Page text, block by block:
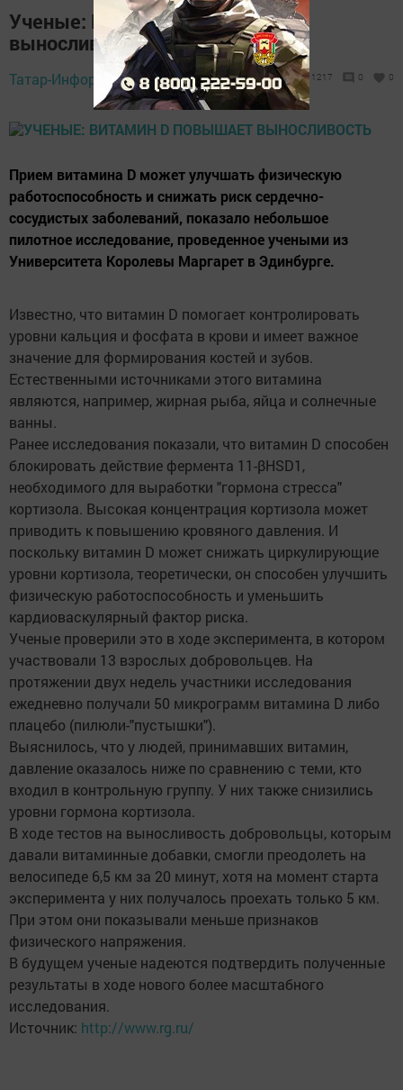
Ученые: Витамин D повышает
выносливость
Татар-Информ, 3 ноября 2015 - 06:27 1217 0 0
Прием витамина D может улучшать физическую
работоспособность и снижать риск сердечно-
сосудистых заболеваний, показало небольшое
пилотное исследование, проведенное учеными из
Университета Королевы Маргарет в Эдинбурге.
Известно, что витамин D помогает контролировать
уровни кальция и фосфата в крови и имеет важное
значение для формирования костей и зубов.
Естественными источниками этого витамина
являются, например, жирная рыба, яйца и солнечные
ванны.
Ранее исследования показали, что витамин D способен
блокировать действие фермента 11-βHSD1,
необходимого для выработки "гормона стресса"
кортизола. Высокая концентрация кортизола может
приводить к повышению кровяного давления. И
поскольку витамин D может снижать циркулирующие
уровни кортизола, теоретически, он способен улучшить
физическую работоспособность и уменьшить
кардиоваскулярный фактор риска.
Ученые проверили это в ходе эксперимента, в котором
участвовали 13 взрослых добровольцев. На
протяжении двух недель участники исследования
ежедневно получали 50 микрограмм витамина D либо
плацебо (пилюли-"пустышки").
Выяснилось, что у людей, принимавших витамин,
давление оказалось ниже по сравнению с теми, кто
входил в контрольную группу. У них также снизились
уровни гормона кортизола.
В ходе тестов на выносливость добровольцы, которым
давали витаминные добавки, смогли преодолеть на
велосипеде 6,5 км за 20 минут, хотя на момент старта
эксперимента у них получалось проехать только 5 км.
При этом они показывали меньше признаков
физического напряжения.
В будущем ученые надеются подтвердить полученные
результаты в ходе нового более масштабного
исследования.
Источник: http://www.rg.ru/